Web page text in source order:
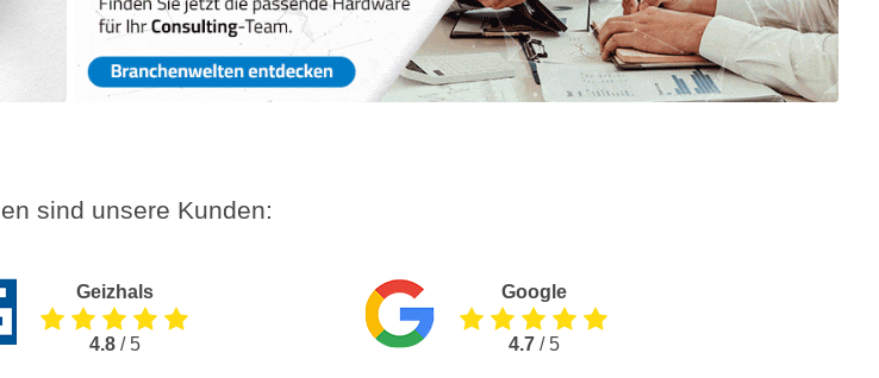
sind unsere Kunden:
Geizhals
4.8/ 5
Google
4.7/ 5